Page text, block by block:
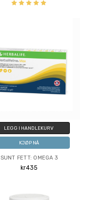
LEGG I HANDLEKURV
KJØP NÅ
SUNT FETT: OMEGA 3
kr435